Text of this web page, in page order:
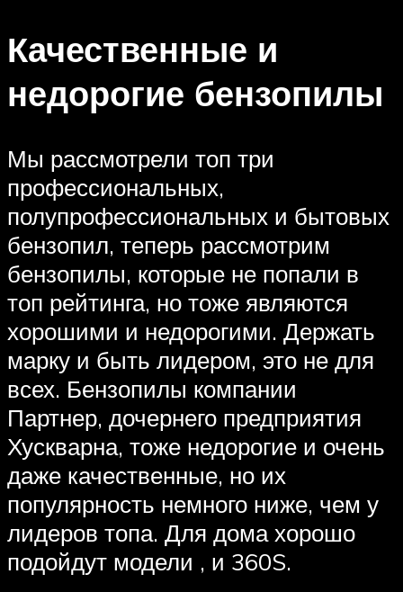
Качественные и
недорогие бензопилы
Мы рассмотрели топ три
профессиональных,
полупрофессиональных и бытовых
бензопил, теперь рассмотрим
бензопилы, которые не попали в
топ рейтинга, но тоже являются
хорошими и недорогими. Держать
марку и быть лидером, это не для
всех. Бензопилы компании
Партнер, дочернего предприятия
Хускварна, тоже недорогие и очень
даже качественные, но их
популярность немного ниже, чем у
лидеров топа. Для дома хорошо
подойдут модели , и 360S.